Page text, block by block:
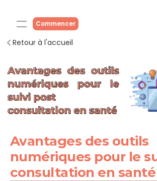
Commencer
Retour à l'accueil
Avantages des outils
numériques pour le
consultation en santé